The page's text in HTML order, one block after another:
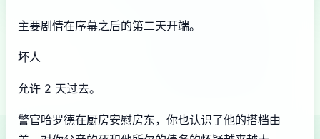
主要剧情在序幕之后的第二天开端。
坏人
允许 2 天过去。
警官哈罗德在厨房安慰房东，你也认识了他的搭档由